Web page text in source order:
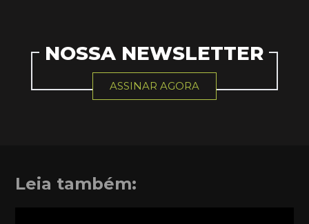
NOSSA NEWSLETTER
ASSINAR AGORA
Leia também: